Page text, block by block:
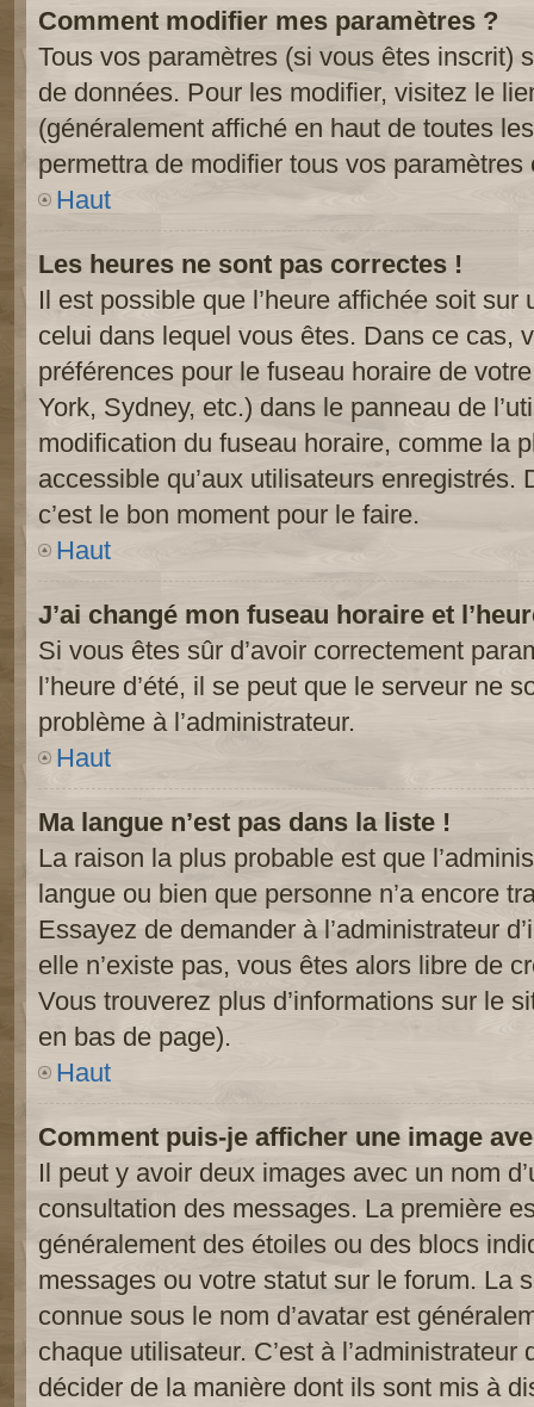
Comment modifier mes paramètres ?
Tous vos paramètres (si vous êtes inscrit)
de données. Pour les modifier, visitez le
(généralement affiché en haut de toutes
permettra de modifier tous vos paramètres
Haut
Les heures ne sont pas correctes !
Il est possible que l’heure affichée soit
celui dans lequel vous êtes. Dans ce cas,
préférences pour le fuseau horaire de
York, Sydney, etc.) dans le panneau de
modification du fuseau horaire, comme la
accessible qu’aux utilisateurs enregistrés.
c’est le bon moment pour le faire.
Haut
J’ai changé mon fuseau horaire et
Si vous êtes sûr d’avoir correctement
l’heure d’été, il se peut que le serveur ne
problème à l’administrateur.
Haut
Ma langue n’est pas dans la liste !
La raison la plus probable est que
langue ou bien que personne n’a encore
Essayez de demander à l’administrateur
elle n’existe pas, vous êtes alors libre de
Vous trouverez plus d’informations sur le
en bas de page).
Haut
Comment puis-je afficher une image
Il peut y avoir deux images avec un nom
consultation des messages. La première
généralement des étoiles ou des blocs
messages ou votre statut sur le forum. La
connue sous le nom d’avatar est
chaque utilisateur. C’est à l’administrateur
décider de la manière dont ils sont mis à